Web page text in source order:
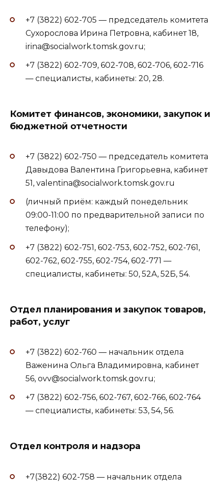
+7 (3822) 602-705 — председатель комитета
Сухорослова Ирина Петровна, кабинет 18,
irina@socialwork.tomsk.gov.ru;
+7 (3822) 602-709, 602-708, 602-706, 602-716
— специалисты, кабинеты: 20, 28.
Комитет финансов, экономики, закупок и
бюджетной отчетности
+7 (3822) 602-750 — председатель комитета
Давыдова Валентина Григорьевна, кабинет
51, valentina@socialwork.tomsk.gov.ru
(личный приём: каждый понедельник
09:00-11:00 по предварительной записи по
телефону);
+7 (3822) 602-751, 602-753, 602-752, 602-761,
602-762, 602-755, 602-754, 602-771 —
специалисты, кабинеты: 50, 52А, 52Б, 54.
Отдел планирования и закупок товаров,
работ, услуг
+7 (3822) 602-760 — начальник отдела
Важенина Ольга Владимировна, кабинет
56, ovv@socialwork.tomsk.gov.ru;
+7 (3822) 602-756, 602-767, 602-766, 602-764
— специалисты, кабинеты: 53, 54, 56.
Отдел контроля и надзора
+7(3822) 602-758 — начальник отдела